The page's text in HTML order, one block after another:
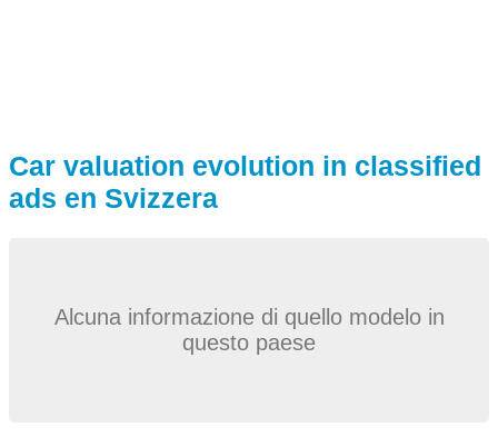
Car valuation evolution in classified
ads en Svizzera
Alcuna informazione di quello modelo in
questo paese